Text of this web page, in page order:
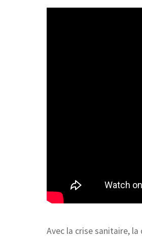
Avec la crise sanitaire,